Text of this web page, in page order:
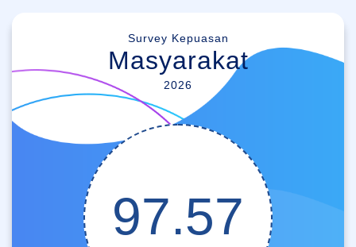
Survey Kepuasan
Masyarakat
2026
97.57